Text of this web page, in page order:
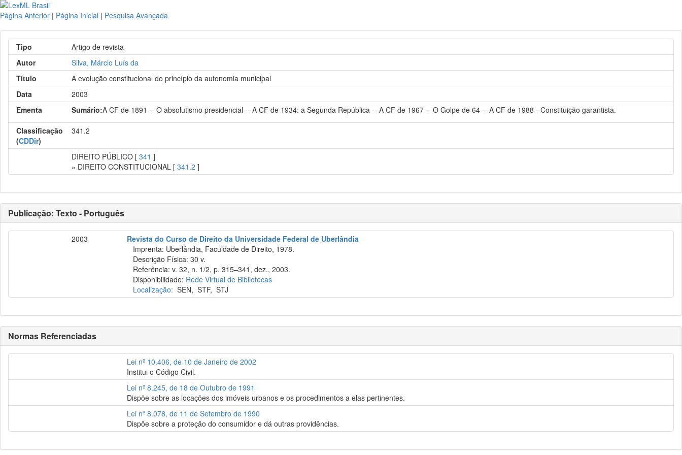
Página Anterior | Página Inicial | Pesquisa Avançada
Tipo
Artigo de revista
Autor
Silva, Márcio Luís da
Título
A evolução constitucional do princípio da autonomia municipal
Data
2003
Ementa
Sumário:A CF de 1891 -- O absolutismo presidencial -- A CF de 1934: a Segunda República -- A CF de 1967 -- O Golpe de 64 -- A CF de 1988 - Constituição garantista.
Classificação
(CDDir)
341.2
DIREITO PÚBLICO [341 ]
» DIREITO CONSTITUCIONAL [341.2 ]
Publicação: Texto - Português
2003
Revista do Curso de Direito da Universidade Federal de Uberlândia
Imprenta: Uberlândia, Faculdade de Direito, 1978.
Descrição Física: 30 v.
Referência: v. 32, n. 1/2, p. 315–341, dez., 2003.
Disponibilidade: Rede Virtual de Bibliotecas
Localização: SEN,STF,STJ
Normas Referenciadas
Lei nº 10.406, de 10 de Janeiro de 2002
Institui o Código Civil.
Lei nº 8.245, de 18 de Outubro de 1991
Dispõe sobre as locações dos imóveis urbanos e os procedimentos a elas pertinentes.
Lei nº 8.078, de 11 de Setembro de 1990
Dispõe sobre a proteção do consumidor e dá outras providências.